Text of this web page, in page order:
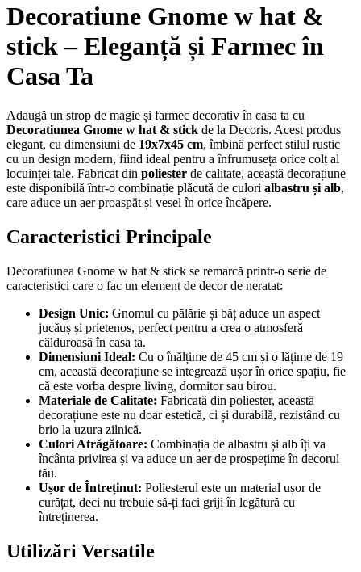
Decoratiune Gnome w hat &
stick – Eleganță și Farmec în
Casa Ta
Adaugă un strop de magie și farmec decorativ în casa ta cu
Decoratiunea Gnome w hat & stick de la Decoris. Acest produs
elegant, cu dimensiuni de 19x7x45 cm, îmbină perfect stilul rustic
cu un design modern, fiind ideal pentru a înfrumuseța orice colț al
locuinței tale. Fabricat din poliester de calitate, această decorațiune
este disponibilă într-o combinație plăcută de culori albastru și alb,
care aduce un aer proaspăt și vesel în orice încăpere.
Caracteristici Principale
Decoratiunea Gnome w hat & stick se remarcă printr-o serie de
caracteristici care o fac un element de decor de neratat:
Design Unic: Gnomul cu pălărie și băț aduce un aspect
jucăuș și prietenos, perfect pentru a crea o atmosferă
călduroasă în casa ta.
Dimensiuni Ideal: Cu o înălțime de 45 cm și o lățime de 19
cm, această decorațiune se integrează ușor în orice spațiu, fie
că este vorba despre living, dormitor sau birou.
Materiale de Calitate: Fabricată din poliester, această
decorațiune este nu doar estetică, ci și durabilă, rezistând cu
brio la uzura zilnică.
Culori Atrăgătoare: Combinația de albastru și alb îți va
încânta privirea și va aduce un aer de prospețime în decorul
tău.
Ușor de Întreținut: Poliesterul este un material ușor de
curățat, deci nu trebuie să-ți faci griji în legătură cu
întreținerea.
Utilizări Versatile